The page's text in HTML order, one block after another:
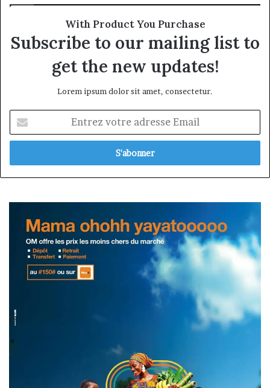
With Product You Purchase
Subscribe to our mailing list to
get the new updates!
Lorem ipsum dolor sit amet, consectetur.
votre
adresse